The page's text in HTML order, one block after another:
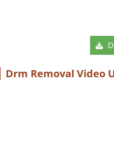
Drm Removal Video